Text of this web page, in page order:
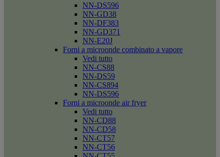
NN-DS596
NN-GD38
NN-DF383
NN-GD371
NN-E20J
Forni a microonde combinato a vapore
Vedi tutto
NN-CS88
NN-DS59
NN-CS894
NN-DS596
Forni a microonde air fryer
Vedi tutto
NN-CD88
NN-CD58
NN-CT57
NN-CT56